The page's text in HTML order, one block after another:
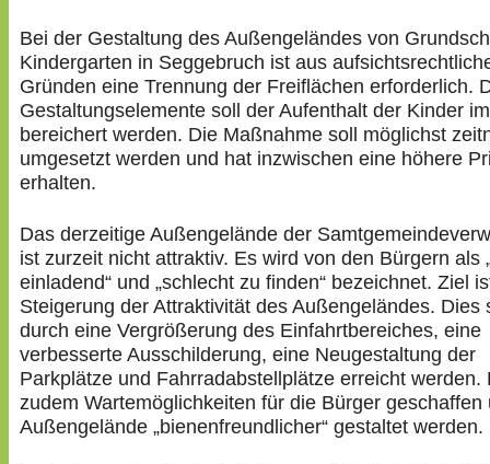
Bei der Gestaltung des Außengeländes von
Kindergarten in Seggebruch ist aus
Gründen eine Trennung der Freiflächen erforderlich.
Gestaltungselemente soll der Aufenthalt der Kinder
bereichert werden. Die Maßnahme soll möglichst
umgesetzt werden und hat inzwischen eine höhere
erhalten.
Das derzeitige Außengelände der
ist zurzeit nicht attraktiv. Es wird von den Bürgern als
einladend“ und „schlecht zu finden“ bezeichnet. Ziel
Steigerung der Attraktivität des Außengeländes. Dies
durch eine Vergrößerung des Einfahrtbereiches, eine
verbesserte Ausschilderung, eine Neugestaltung der
Parkplätze und Fahrradabstellplätze erreicht werden.
zudem Wartemöglichkeiten für die Bürger geschaffen
Außengelände „bienenfreundlicher“ gestaltet werden.